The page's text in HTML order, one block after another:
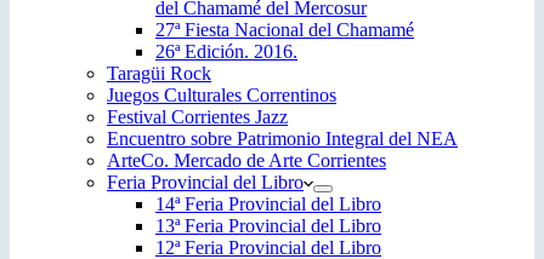
del Chamamé del Mercosur
27ª Fiesta Nacional del Chamamé
26ª Edición. 2016.
Taragüi Rock
Juegos Culturales Correntinos
Festival Corrientes Jazz
Encuentro sobre Patrimonio Integral del NEA
ArteCo. Mercado de Arte Corrientes
Feria Provincial del Libro
14ª Feria Provincial del Libro
13ª Feria Provincial del Libro
12ª Feria Provincial del Libro